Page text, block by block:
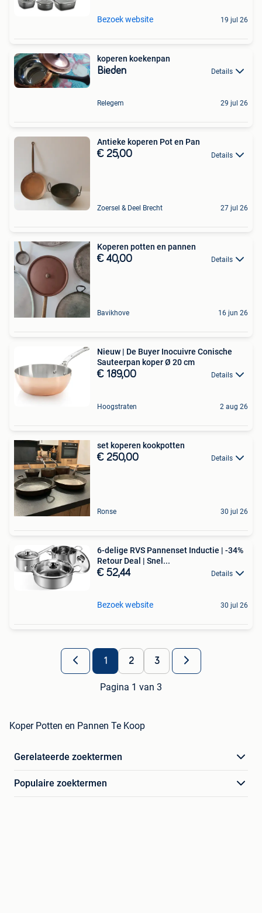
Bezoek website 19 jul 26
koperen koekenpan
Bieden Details
Relegem 29 jul 26
Antieke koperen Pot en Pan
€ 25,00 Details
Zoersel & Deel Brecht 27 jul 26
Koperen potten en pannen
€ 40,00 Details
Bavikhove 16 jun 26
Nieuw | De Buyer Inocuivre Conische
Sauteerpan koper Ø 20 cm
€ 189,00 Details
Hoogstraten 2 aug 26
set koperen kookpotten
€ 250,00 Details
Ronse 30 jul 26
6-delige RVS Pannenset Inductie | -34%
Retour Deal | Snel...
€ 52,44 Details
Bezoek website 30 jul 26
1 2 3
Pagina 1 van 3
Koper Potten en Pannen Te Koop
Gerelateerde zoektermen
Populaire zoektermen